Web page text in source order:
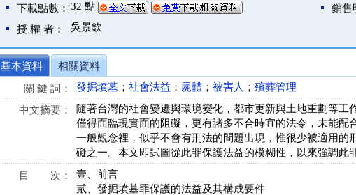
下載點數： 32 點
銷售
授 權 者：
吳景欽
基本資料
相關資料
關 鍵 詞：
發掘墳墓 ； 社會法益 ； 屍體 ； 被害人 ； 殯葬管理
中文摘要：
隨著台灣的社會變遷與環境變化，都市更新與土地重劃等
僅得面臨現實面的阻礙，更有諸多不合時宜的法令，未能
一般觀念裡，似乎不會有刑法的問題出現，惟很少被適用的
礙之一。本文即試圖從此罪保護法益的模糊性，以來強調此
目 次：
壹、前言
貳、發掘墳墓罪保護的法益及其構成要件